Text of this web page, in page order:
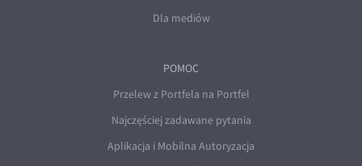
Dla mediów
POMOC
Przelew z Portfela na Portfel
Najczęściej zadawane pytania
Aplikacja i Mobilna Autoryzacja